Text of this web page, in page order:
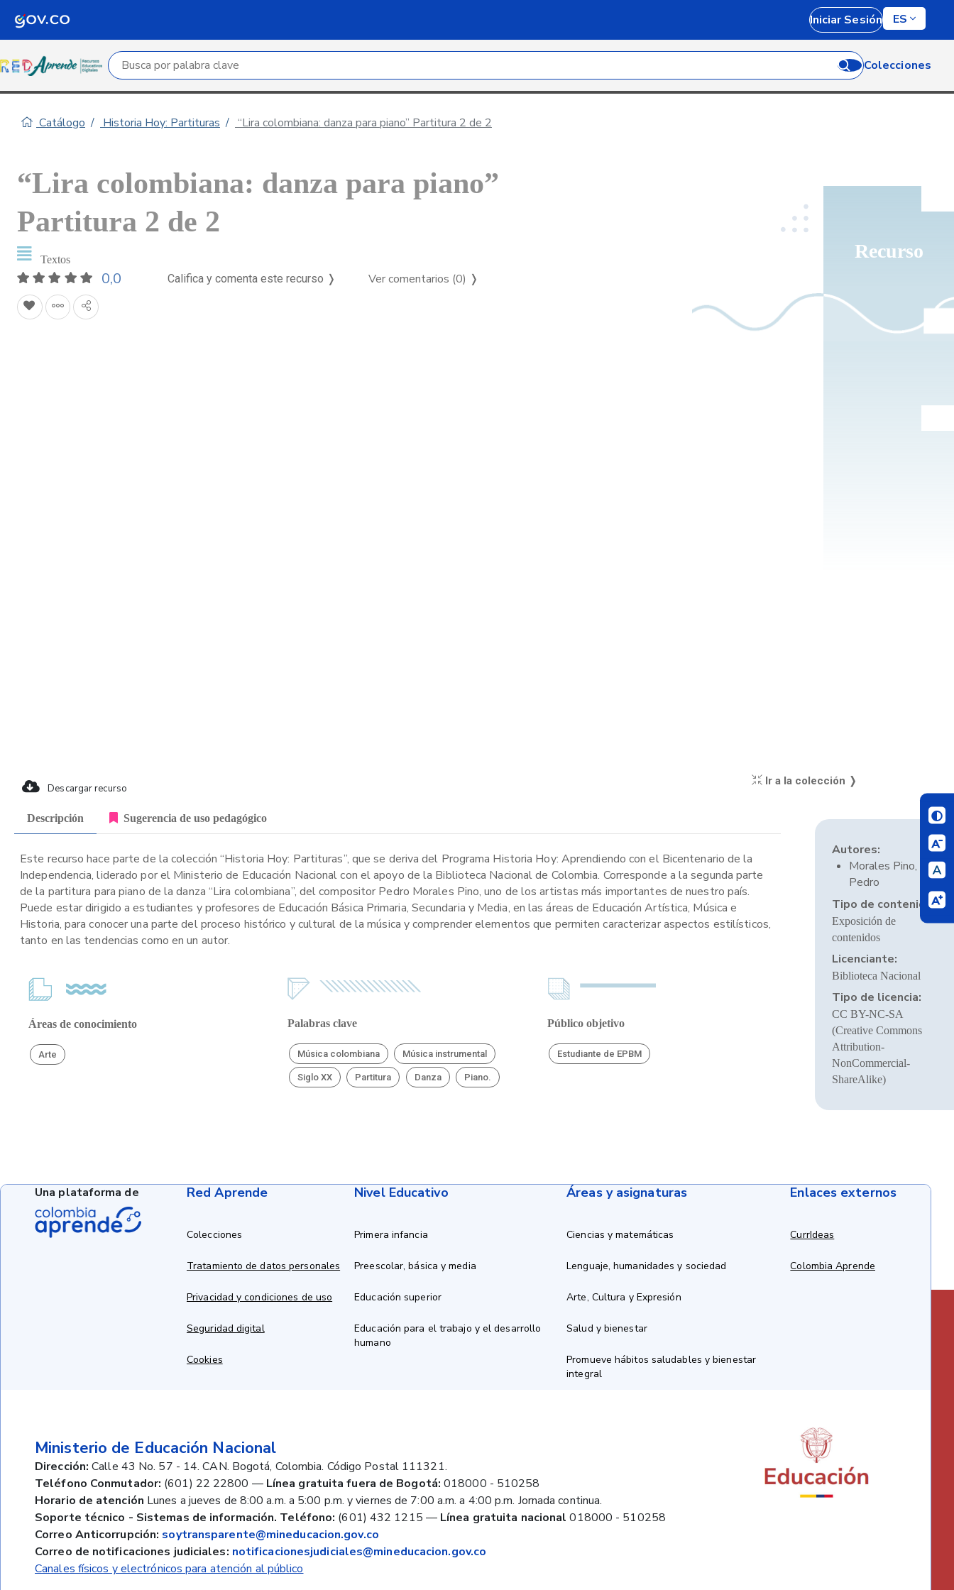
Iniciar Sesión ES
Campo de búsqueda por palabra clave Colecciones
Catálogo Historia Hoy: Partituras “Lira colombiana: danza para piano” Partitura 2 de 2
Recurso
“Lira colombiana: danza para piano”
Partitura 2 de 2
Textos
0,0 Califica y comenta este recurso ❭ Ver comentarios (0) ❭
Descargar recurso
Ir a la colección ❭
Descripción Sugerencia de uso pedagógico
Este recurso hace parte de la colección “Historia Hoy: Partituras”, que se deriva del Programa Historia Hoy: Aprendiendo con el Bicentenario de la
Independencia, liderado por el Ministerio de Educación Nacional con el apoyo de la Biblioteca Nacional de Colombia. Corresponde a la segunda parte
de la partitura para piano de la danza “Lira colombiana”, del compositor Pedro Morales Pino, uno de los artistas más importantes de nuestro país.
Puede estar dirigido a estudiantes y profesores de Educación Básica Primaria, Secundaria y Media, en las áreas de Educación Artística, Música e
Historia, para conocer una parte del proceso histórico y cultural de la música y comprender elementos que permiten caracterizar aspectos estilísticos,
tanto en las tendencias como en un autor.
Áreas de conocimiento
Arte
Palabras clave
Música colombiana Música instrumental
Siglo XX Partitura Danza Piano.
Público objetivo
Estudiante de EPBM
Autores:
Morales Pino,
Pedro
Tipo de contenido:
Exposición de
contenidos
Licenciante:
Biblioteca Nacional
Tipo de licencia:
CC BY-NC-SA
(Creative Commons
Attribution-
NonCommercial-
ShareAlike)
Red Aprende
Colecciones
Tratamiento de datos personales
Privacidad y condiciones de uso
Seguridad digital
Cookies
Nivel Educativo
Primera infancia
Preescolar, básica y media
Educación superior
Educación para el trabajo y el desarrollo
humano
Áreas y asignaturas
Ciencias y matemáticas
Lenguaje, humanidades y sociedad
Arte, Cultura y Expresión
Salud y bienestar
Promueve hábitos saludables y bienestar
integral
Enlaces externos
CurrIdeas
Colombia Aprende
Ministerio de Educación Nacional
Dirección: Calle 43 No. 57 - 14. CAN. Bogotá, Colombia. Código Postal 111321.
Teléfono Conmutador: (601) 22 22800 — Línea gratuita fuera de Bogotá: 018000 - 510258
Horario de atención Lunes a jueves de 8:00 a.m. a 5:00 p.m. y viernes de 7:00 a.m. a 4:00 p.m. Jornada continua.
Soporte técnico - Sistemas de información. Teléfono: (601) 432 1215 — Línea gratuita nacional 018000 - 510258
Correo Anticorrupción: soytransparente@mineducacion.gov.co
Correo de notificaciones judiciales: notificacionesjudiciales@mineducacion.gov.co
Canales físicos y electrónicos para atención al público
Una plataforma de